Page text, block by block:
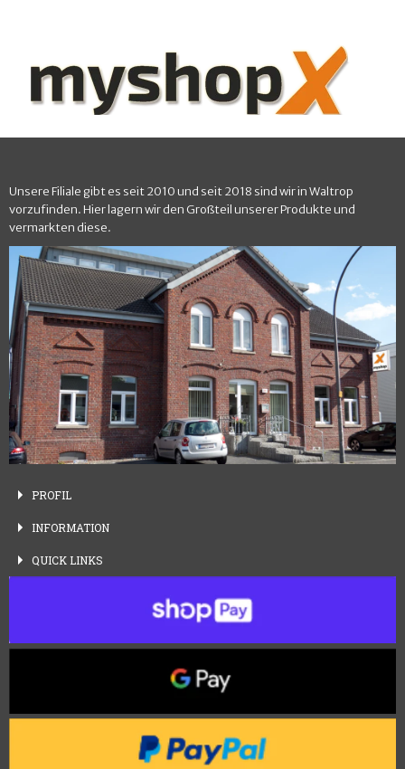
Unsere Filiale gibt es seit 2010 und seit 2018 sind wir in Waltrop
vorzufinden. Hier lagern wir den Großteil unserer Produkte und
vermarkten diese.
PROFIL
INFORMATION
QUICK LINKS